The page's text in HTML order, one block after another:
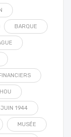
BARQUE
JUIN 1944
MUSÉE